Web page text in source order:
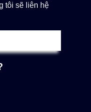
tôi sẽ liên hệ